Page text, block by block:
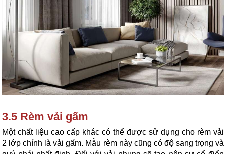
3.5 Rèm vải gấm
Một chất liệu cao cấp khác có thể được sử dụng cho rèm vải
2 lớp chính là vải gấm. Mẫu rèm này cũng có độ sang trọng và